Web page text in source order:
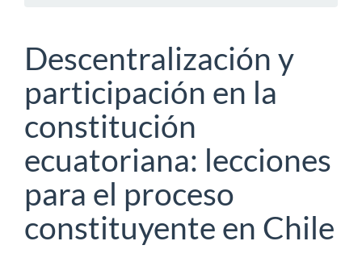
Descentralización y
participación en la
constitución
ecuatoriana: lecciones
para el proceso
constituyente en Chile